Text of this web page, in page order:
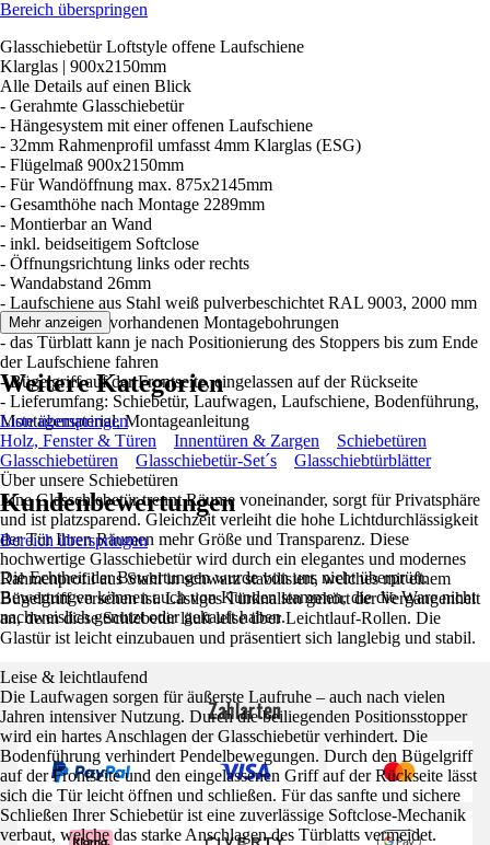
Bereich überspringen
Glasschiebetür Loftstyle offene Laufschiene
Klarglas | 900x2150mm
Alle Details auf einen Blick
- Gerahmte Glasschiebetür
- Hängesystem mit einer offenen Laufschiene
- 32mm Rahmenprofil umfasst 4mm Klarglas (ESG)
- Flügelmaß 900x2150mm
- Für Wandöffnung max. 875x2145mm
- Gesamthöhe nach Montage 2289mm
- Montierbar an Wand
- inkl. beidseitigem Softclose
- Öffnungsrichtung links oder rechts
- Wandabstand 26mm
- Laufschiene aus Stahl weiß pulverbeschichtet RAL 9003, 2000 mm
lang mit bereits vorhandenen Montagebohrungen
- das Türblatt kann je nach Positionierung des Stoppers bis zum Ende
der Laufschiene fahren
- Bügelgriff auf der Frontseite, eingelassen auf der Rückseite
- Lieferumfang: Schiebetür, Laufwagen, Laufschiene, Bodenführung,
Montagematerial, Montageanleitung
Über unsere Schiebetüren
Eine Glasschiebetür trennt Räume voneinander, sorgt für Privatsphäre
und ist platzsparend. Gleichzeit verleiht die hohe Lichtdurchlässigkeit
der Tür Ihren Räumen mehr Größe und Transparenz. Diese
hochwertige Glasschiebetür wird durch ein elegantes und modernes
Rahmenprofil aus Stahl in schwarz stabilisiert, welches mit einem
Bügelgriff versehen ist. Lästiges Türknallen gehört der Vergangenheit
an, denn diese Schiebetür läuft leise über Leichtlauf-Rollen. Die
Glastür ist leicht einzubauen und präsentiert sich langlebig und stabil.
Leise & leichtlaufend
Die Laufwagen sorgen für äußerste Laufruhe – auch nach vielen
Jahren intensiver Nutzung. Durch die beiliegenden Positionsstopper
wird ein hartes Anschlagen der Glasschiebetür verhindert. Die
Bodenführung verhindert Pendelbewegungen. Durch den Bügelgriff
auf der Frontseite und den eingelassenen Griff auf der Rückseite lässt
sich die Tür leicht öffnen und schließen. Für das sanfte und sichere
Schließen Ihrer Schiebetür ist eine zuverlässige Softclose-Mechanik
verbaut, welche das starke Anschlagen des Türblatts vermeidet.
Mehr anzeigen
Weitere Kategorien
Liste überspringen
Holz, Fenster & Türen
Innentüren & Zargen
Schiebetüren
Glasschiebetüren
Glasschiebetür-Set´s Glasschiebtürblätter
Kundenbewertungen
Bereich überspringen
Die Echtheit der Bewertungen wurde von uns nicht überprüft.
Bewertungen können auch von Kunden stammen, die die Ware nicht
nachweislich genutzt oder gekauft haben.
Zahlarten